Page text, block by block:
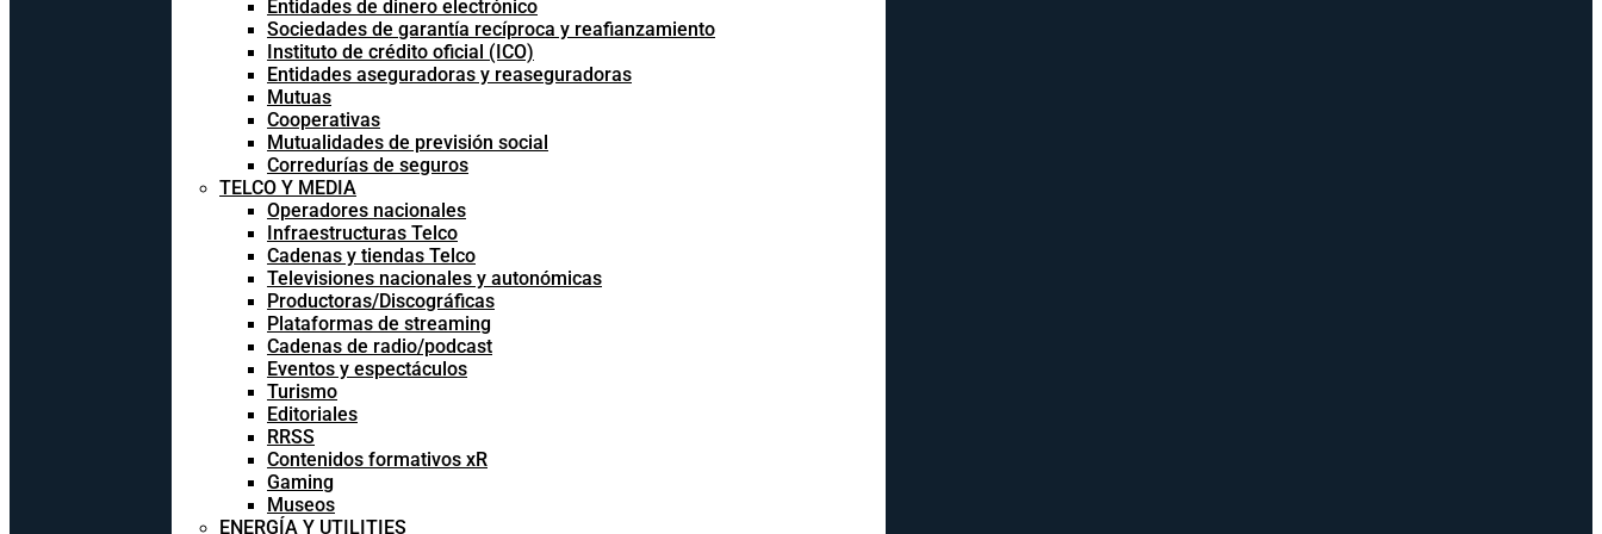
Entidades de dinero electrónico
Sociedades de garantía recíproca y reafianzamiento
Instituto de crédito oficial (ICO)
Entidades aseguradoras y reaseguradoras
Mutuas
Cooperativas
Mutualidades de previsión social
Corredurías de seguros
TELCO Y MEDIA
Operadores nacionales
Infraestructuras Telco
Cadenas y tiendas Telco
Televisiones nacionales y autonómicas
Productoras/Discográficas
Plataformas de streaming
Cadenas de radio/podcast
Eventos y espectáculos
Turismo
Editoriales
RRSS
Contenidos formativos xR
Gaming
Museos
ENERGÍA Y UTILITIES